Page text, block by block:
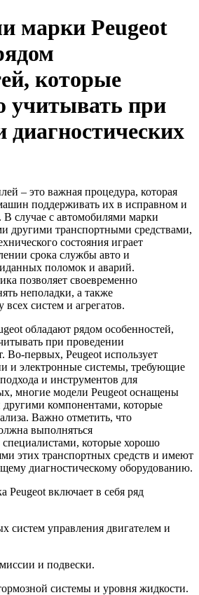
марки Peugeot
которые
учитывать при
диагностических
– это важная процедура, которая
поддерживать их в исправном и
В случае с автомобилями марки
другими транспортными средствами,
состояния играет
срока службы авто и
поломок и аварий.
позволяет своевременно
неполадки, а также
всех систем и агрегатов.
обладают рядом особенностей,
при проведении
Во-первых, Peugeot использует
и электронные системы, требующие
и инструментов для
многие модели Peugeot оснащены
компонентами, которые
Важно отметить, что
выполняться
которые хорошо
этих транспортных средств и имеют
диагностическому оборудованию.
Peugeot включает в себя ряд
систем управления двигателем и
и подвески.
системы и уровня жидкости.